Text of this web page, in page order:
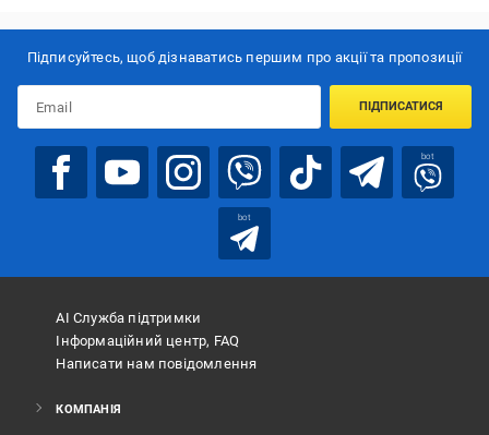
Підписуйтесь, щоб дізнаватись першим про акції та пропозиції
ПІДПИСАТИСЯ
bot
bot
АІ Служба підтримки
Інформаційний центр, FAQ
Написати нам повідомлення
КОМПАНІЯ